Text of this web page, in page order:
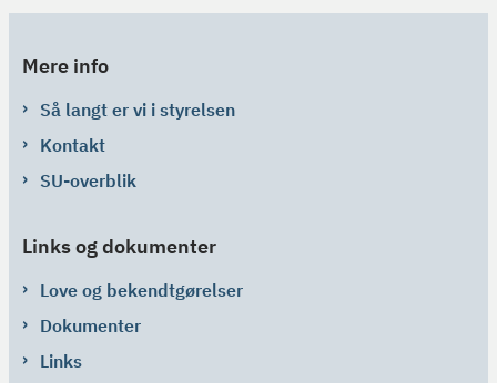
Mere info
Så langt er vi i styrelsen
Kontakt
SU-overblik
Links og dokumenter
Love og bekendtgørelser
Dokumenter
Links